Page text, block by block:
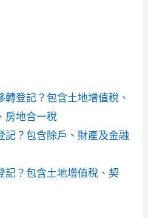
登記？包含土地增值稅、
房地合一稅
記？包含除戶、財產及金融
記？包含土地增值稅、契